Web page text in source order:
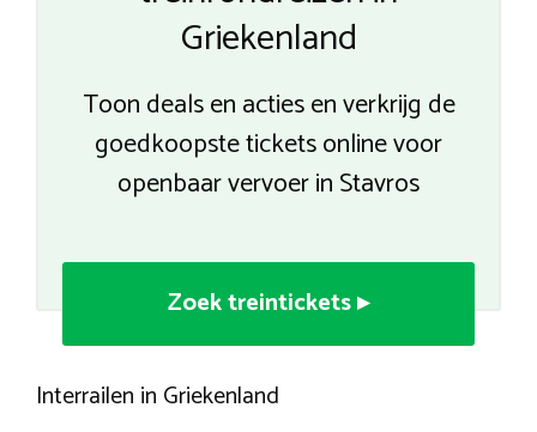
Griekenland
Toon deals en acties en verkrijg de
goedkoopste tickets online voor
openbaar vervoer in Stavros
Zoek treintickets ▸
Interrailen in Griekenland